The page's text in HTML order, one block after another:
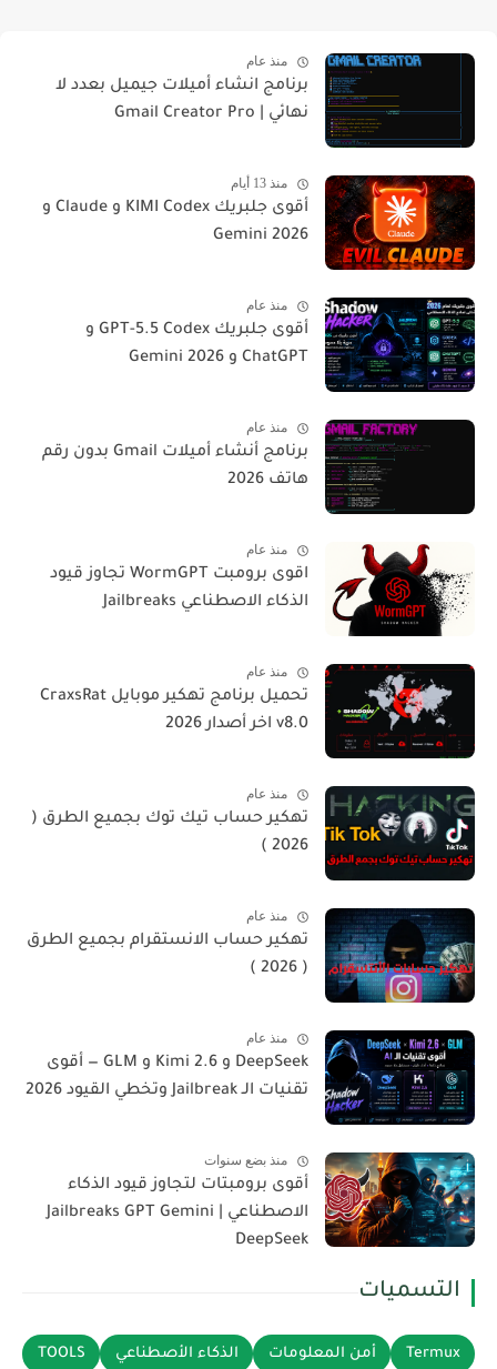
منذ عام
برنامج انشاء أميلات جيميل بعدد لا
نهائي | Gmail Creator Pro
منذ 13 أيام
أقوى جلبريك KIMI Codex و Claude و
Gemini 2026
منذ عام
أقوى جلبريك GPT-5.5 Codex و
ChatGPT و Gemini 2026
منذ عام
برنامج أنشاء أميلات Gmail بدون رقم
هاتف 2026
منذ عام
اقوى برومبت WormGPT تجاوز قيود
الذكاء الاصطناعي Jailbreaks
منذ عام
تحميل برنامج تهكير موبايل CraxsRat
v8.0 اخر أصدار 2026
منذ عام
تهكير حساب تيك توك بجميع الطرق (
2026 )
منذ عام
تهكير حساب الانستقرام بجميع الطرق
( 2026 )
منذ عام
DeepSeek و Kimi 2.6 و GLM — أقوى
تقنيات الـ Jailbreak وتخطي القيود 2026
منذ بضع سنوات
أقوى برومبتات لتجاوز قيود الذكاء
الاصطناعي | Jailbreaks GPT Gemini
DeepSeek
التسميات
Termux أمن المعلومات الذكاء الأصطناعي TOOLS